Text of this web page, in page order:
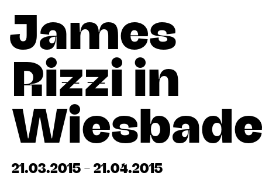
James
Rizzi in
21.03.2015 - 21.04.2015